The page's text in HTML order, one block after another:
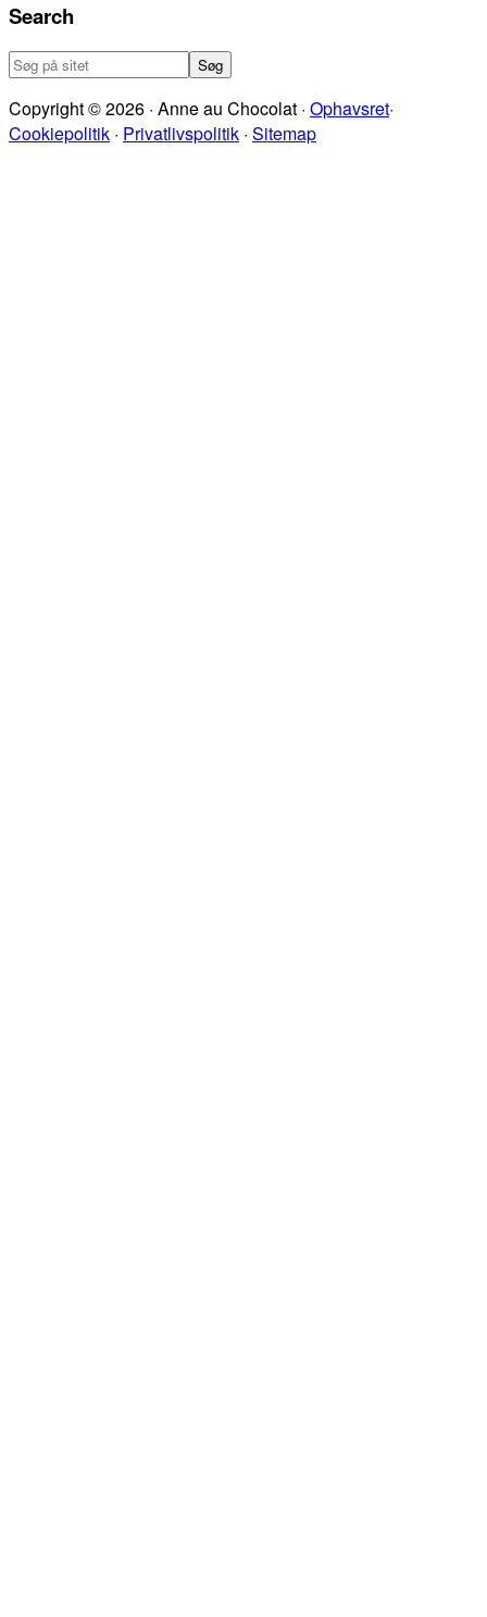
Search
Søg
sitet
Copyright © 2026 · Anne au Chocolat · Ophavsret·
Cookiepolitik · Privatlivspolitik · Sitemap